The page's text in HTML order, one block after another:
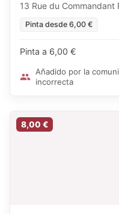
13 Rue du Commandant
Pinta desde 6,00 €
Pinta a 6,00 €
Añadido por la
incorrecta
8,00 €